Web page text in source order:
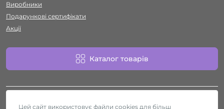
Виробники
Подарункові сертифікати
Акції
Каталог товарів
Цей сайт використовує файли cookies для більш